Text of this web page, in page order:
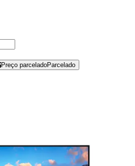
Preço parceladoParcelado